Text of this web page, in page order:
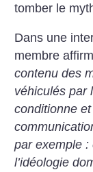
tomber le
Dans une
membre
contenu des
véhiculés par
conditionne
par exemple :
l’idéologie